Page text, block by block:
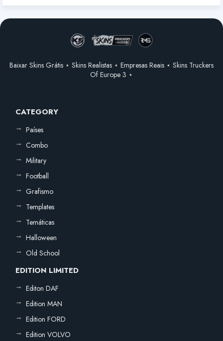
Baixar Skins Grátis ⋆ Skins Realistas ⋆ Empresas Reais ⋆ Skins Truckers
Of Europe 3 ⋆
CATEGORY
Países
Combo
Military
Football
Grafismo
Templates
Temáticas
Halloween
Old School
EDITION LIMITED
Editon DAF
Edition MAN
Edition FORD
Edition VOLVO